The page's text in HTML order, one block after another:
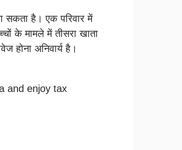
सकता है। एक परिवार में
के मामले में तीसरा खाता
अनिवार्य है।
and enjoy tax